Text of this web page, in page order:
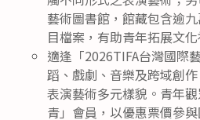
藝術圖書館，館藏包含逾
目檔案，有助青年拓展文
適逢「2026TIFA台灣國際
蹈、戲劇、音樂及跨域創
表演藝術多元樣貌。青年
青」會員，以優惠票價參